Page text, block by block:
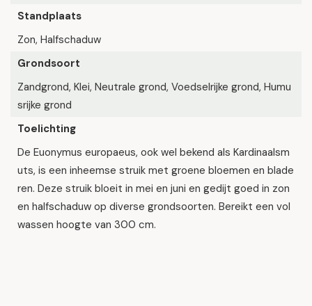
Standplaats
Zon, Halfschaduw
Grondsoort
Zandgrond, Klei, Neutrale grond, Voedselrijke grond, Humu
srijke grond
Toelichting
De Euonymus europaeus, ook wel bekend als Kardinaalsm
uts, is een inheemse struik met groene bloemen en blade
ren. Deze struik bloeit in mei en juni en gedijt goed in zon
en halfschaduw op diverse grondsoorten. Bereikt een vol
wassen hoogte van 300 cm.